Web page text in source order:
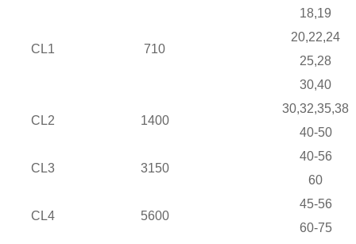
CL1 710
18,19
20,22,24
25,28
30,40
CL2 1400
30,32,35,38
40-50
CL3 3150
40-56
60
CL4 5600
45-56
60-75